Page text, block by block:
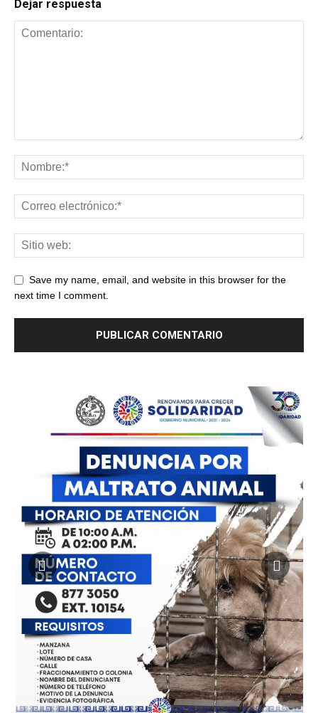
Dejar respuesta
Save my name, email, and website in this browser for the
next time I comment.